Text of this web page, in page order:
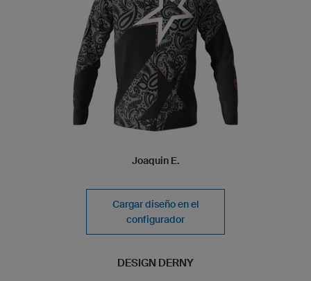
Joaquin E.
Cargar diseño en el
configurador
DESIGN DERNY